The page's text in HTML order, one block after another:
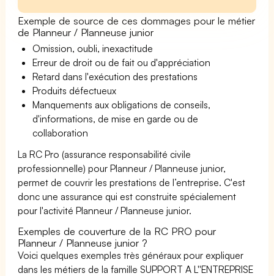
Exemple de source de ces dommages pour le métier
de Planneur / Planneuse junior
Omission, oubli, inexactitude
Erreur de droit ou de fait ou d'appréciation
Retard dans l'exécution des prestations
Produits défectueux
Manquements aux obligations de conseils,
d'informations, de mise en garde ou de
collaboration
La RC Pro (assurance responsabilité civile
professionnelle) pour Planneur / Planneuse junior,
permet de couvrir les prestations de l’entreprise. C'est
donc une assurance qui est construite spécialement
pour l'activité Planneur / Planneuse junior.
Exemples de couverture de la RC PRO pour
Planneur / Planneuse junior ?
Voici quelques exemples très généraux pour expliquer
dans les métiers de la famille SUPPORT A L''ENTREPRISE